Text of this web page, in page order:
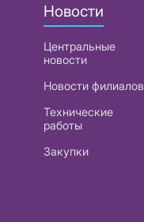
Новости
Центральные
новости
Новости филиалов
Технические
работы
Закупки